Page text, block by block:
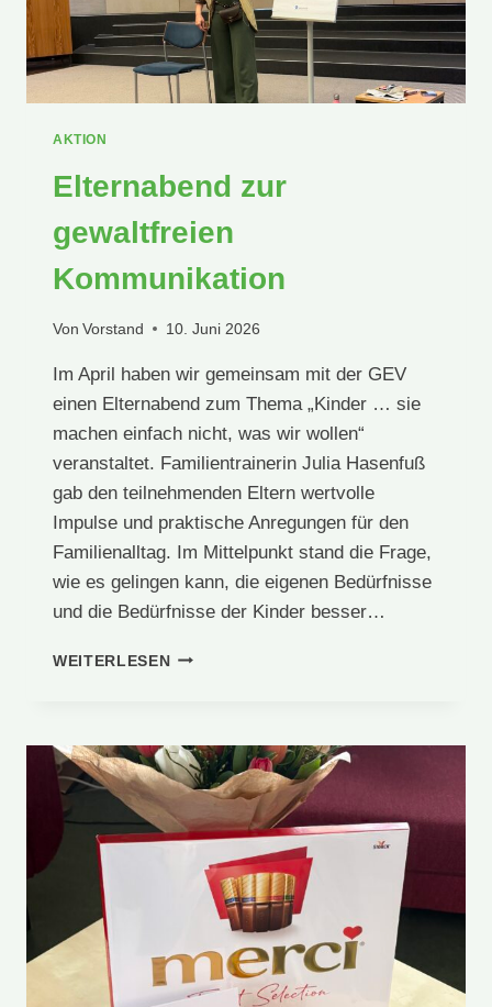
AKTION
Elternabend zur
gewaltfreien
Kommunikation
Von Vorstand 10. Juni 2026
Im April haben wir gemeinsam mit der GEV
einen Elternabend zum Thema „Kinder … sie
machen einfach nicht, was wir wollen“
veranstaltet. Familientrainerin Julia Hasenfuß
gab den teilnehmenden Eltern wertvolle
Impulse und praktische Anregungen für den
Familienalltag. Im Mittelpunkt stand die Frage,
wie es gelingen kann, die eigenen Bedürfnisse
und die Bedürfnisse der Kinder besser…
WEITERLESENELTERNABEND